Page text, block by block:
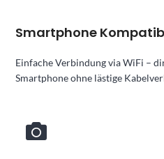
Smartphone
Einfache Verbindung via WiFi –
Smartphone ohne lästige